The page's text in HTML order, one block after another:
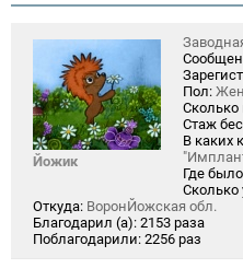
Йожик
Пол:
Стаж
В каких
Где
Сколько
Откуда: ВоронЙожская обл.
Благодарил (а): 2153 раза
Поблагодарили: 2256 раз